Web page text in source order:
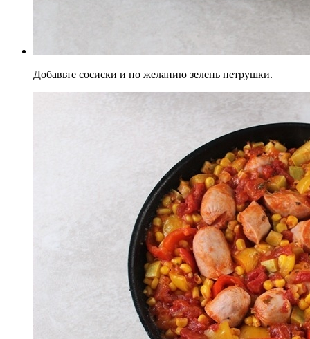
Добавьте сосиски и по желанию зелень петрушки.